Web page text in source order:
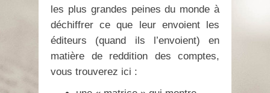
les plus grandes peines du monde à
déchiffrer ce que leur envoient les
éditeurs (quand ils l’envoient) en
matière de reddition des comptes,
vous trouverez ici :